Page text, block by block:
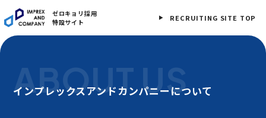
ゼロキョリ採用
特設サイト
RECRUITING SITE TOP
ABOUT US
インプレックスアンドカンパニーについて